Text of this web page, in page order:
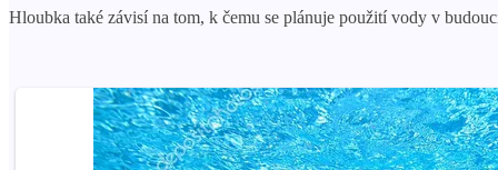
Hloubka také závisí na tom, k čemu se plánuje použití vody v